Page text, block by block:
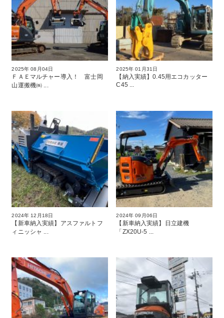
2025年 08月04日
ＦＡＥマルチャー導入！ 富士岡
山運搬機㈱ ...
2025年 01月31日
【納入実績】0.45用エコカッター
C45 ...
2024年 12月18日
【新車納入実績】アスファルトフ
ィニッシャ ...
2024年 09月06日
【新車納入実績】日立建機
「ZX20U-5 ...